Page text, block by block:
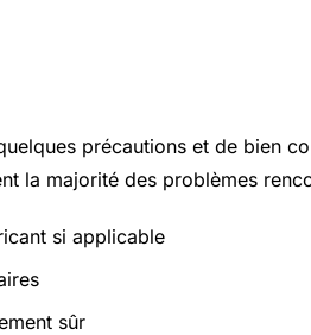
précautions et de bien
la majorité des problèmes
si applicable
sûr